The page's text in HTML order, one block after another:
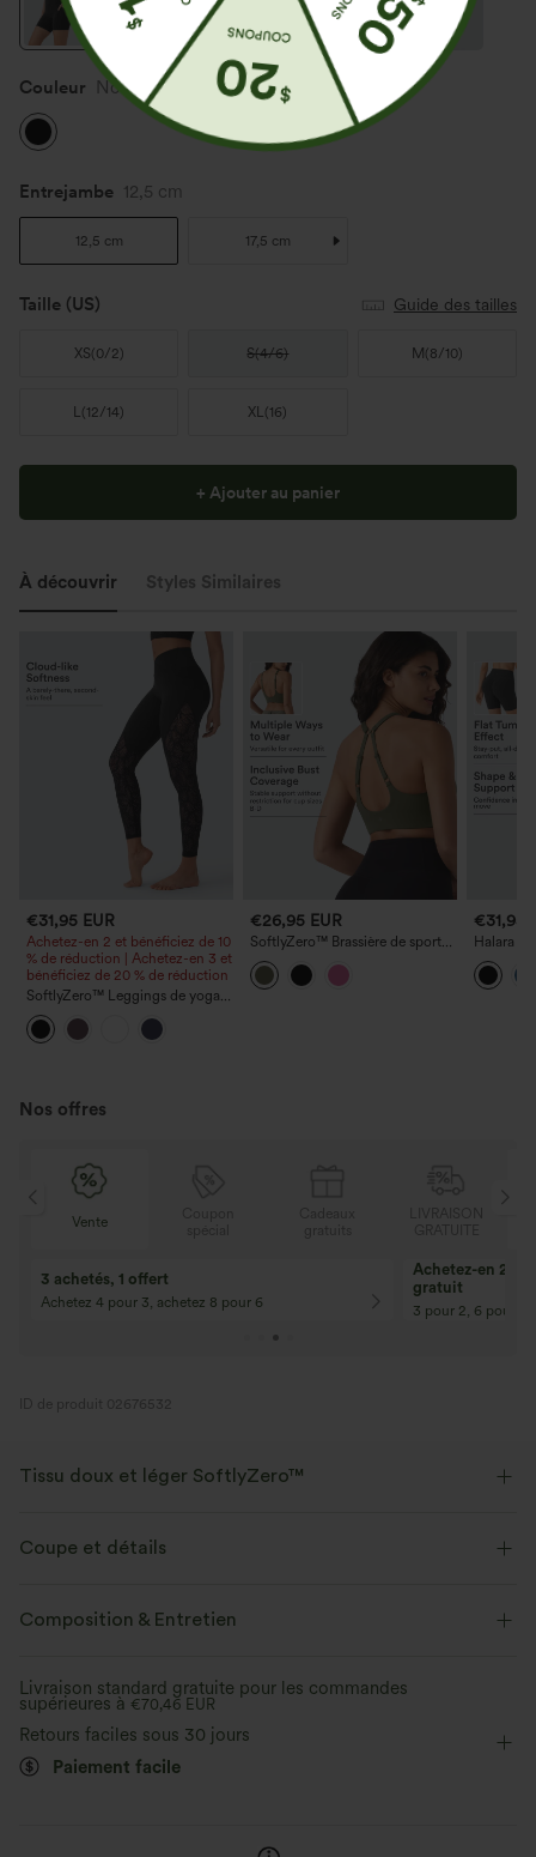
Couleur Noir
Entrejambe 12,5 cm
12,5 cm 17,5 cm
Taille (US) Guide des tailles
XS(0/2) S(4/6) M (8/10)
L(12/14) XL(16)
+ Ajouter au panier
À découvrir Styles Similaires
€31,95 EUR
Achetez-en 2 et bénéficiez de 10
% de réduction | Achetez-en 3 et
bénéficiez de 20 % de réduction
SoftlyZero™ Leggings de yoga
7/8 taille haute à ceinture
croisée, avec poche et dentelle
contrastée, UPF50+
€26,95 EUR
SoftlyZero™ Brassière de sport
pour yoga, faible maintien, dos
nu, bretelles réglables, encolure
en U, soutien-gorge intégré,
€31,95
Halara
cycliste
haute à
pour les
Nos offres
Vente
3 achetés, 1 offert
Achetez 4 pour 3, achetez 8 pour 6
Achetez-en 2,
gratuit
3 pour 2, 6 pour 4,
ID de produit 02676532
Tissu doux et léger SoftlyZero™
plus proche que vous aurez de ne rien porter.
Coupe et détails
Taille plate Poches latérales
Haute élasticité Élasticité quatre directions
Composition & Entretien
Livraison standard gratuite pour les commandes
supérieures à €70,46 EUR
Retours faciles sous 30 jours
Paiement facile